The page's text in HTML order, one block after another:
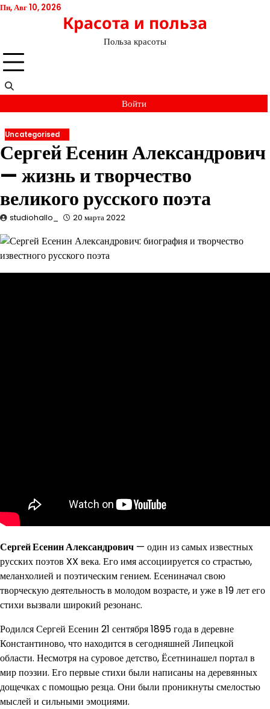
Перейти
Пн, Авг 10, 2026
Красота и польза
Польза красоты
Войти
Uncategorised
Сергей Есенин Александрович
— жизнь и творчество
великого русского поэта
studiohallo_ 20 марта 2022
Сергей Есенин Александрович — один из самых известных
русских поэтов XX века. Его имя ассоциируется со страстью,
меланхолией и поэтическим гением. Есениначал свою
творческую деятельность в молодом возрасте, и уже в 19 лет его
стихи вызвали широкий резонанс.
Родился Сергей Есенин 21 сентября 1895 года в деревне
Константиново, что находится в сегодняшней Липецкой
области. Несмотря на суровое детство, Ёсетнинашел портал в
мир поэзии. Его первые стихи были написаны на деревянных
дощечках с помощью резца. Они были проникнуты смелостью
мыслей и сильными эмоциями.